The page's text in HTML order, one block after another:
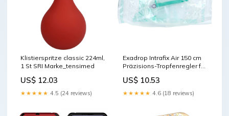
Klistierspritze classic 224ml,
1 St SRI Marke_tensimed
US$ 12.03
★★★★★ 4.5 (24 reviews)
Exadrop Intrafix Air 150 cm
Präzisions-Tropfenregler für
Zubehör Marke_medinaris
US$ 10.53
★★★★★ 4.6 (18 reviews)